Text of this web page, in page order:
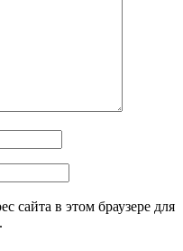
сайта в этом браузере для